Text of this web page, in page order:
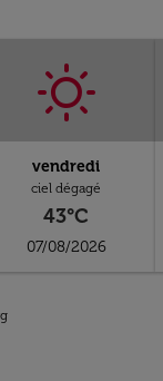
vendredi
ciel dégagé
43°C
07/08/2026